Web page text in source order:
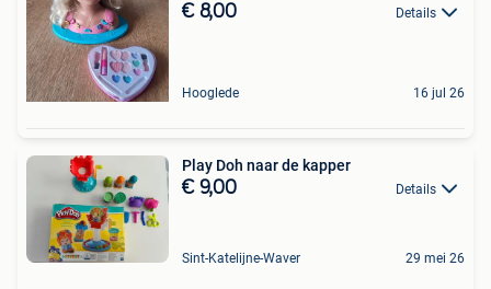
€ 8,00 Details
Hooglede 16 jul 26
Play Doh naar de kapper
€ 9,00 Details
Sint-Katelijne-Waver 29 mei 26